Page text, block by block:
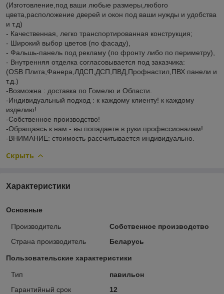
(Изготовление,под ваши любые размеры,любого
цвета,расположение дверей и окон под ваши нужды и удобства
и т.д)
- Качественная, легко транспортированная конструкция;
- Широкий выбор цветов (по фасаду),
- Фальшь-панель под рекламу (по фронту либо по периметру),
- Внутренняя отделка согласовывается под заказчика:
(OSB Плита,Фанера,ЛДСП,ДСП,ПВД,Профнастил,ПВХ панели и
т.д.)
-Возможна : доставка по Гомелю и Области.
-Индивидуальный подход : к каждому клиенту! к каждому
изделию!
-Собственное производство!
-Обращаясь к нам - вы попадаете в руки профессионалам!
-ВНИМАНИЕ: стоимость рассчитывается индивидуально.
Скрыть
Характеристики
Основные
Производитель
Собственное производство
Страна производитель
Беларусь
Пользовательские характеристики
Тип
павильон
Гарантийный срок
12